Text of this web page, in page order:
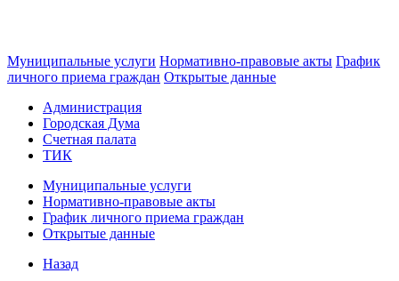
Муниципальные услуги Нормативно-правовые акты График
личного приема граждан Открытые данные
Администрация
Городская Дума
Счетная палата
ТИК
Муниципальные услуги
Нормативно-правовые акты
График личного приема граждан
Открытые данные
Назад